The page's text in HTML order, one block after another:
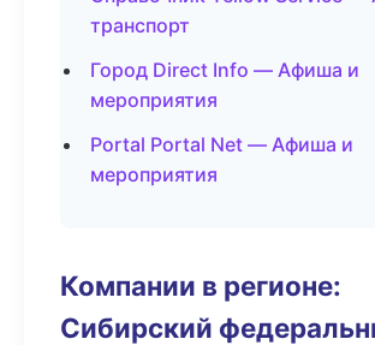
транспорт
Город Direct Info — Афиша и
мероприятия
Portal Portal Net — Афиша и
мероприятия
Компании в регионе:
Сибирский